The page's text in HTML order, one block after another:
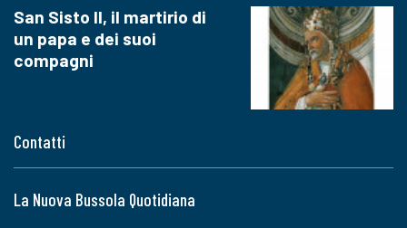
Contatti
La Nuova Bussola Quotidiana
San Sisto II, il martirio di
un papa e dei suoi
compagni